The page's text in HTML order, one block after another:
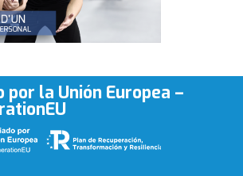
por la Unión Europea –